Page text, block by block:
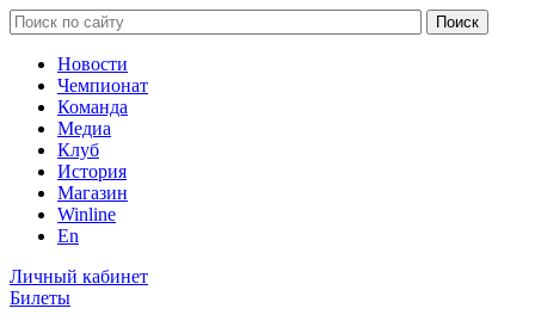
Новости
Чемпионат
Команда
Медиа
Клуб
История
Магазин
Winline
En
Личный кабинет
Билеты